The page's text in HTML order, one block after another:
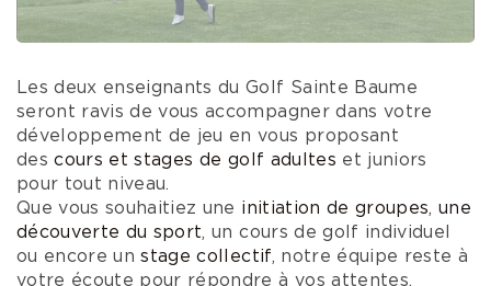
Les deux enseignants du Golf Sainte Baume
seront ravis de vous accompagner dans votre
développement de jeu en vous proposant
descours et stages de golf adultes et juniors
pour tout niveau.
Que vous souhaitiez une initiation de groupes, une
découverte du sport, un cours de golf individuel
ou encore unstage collectif, notre équipe reste à
votre écoute pour répondre à vos attentes.